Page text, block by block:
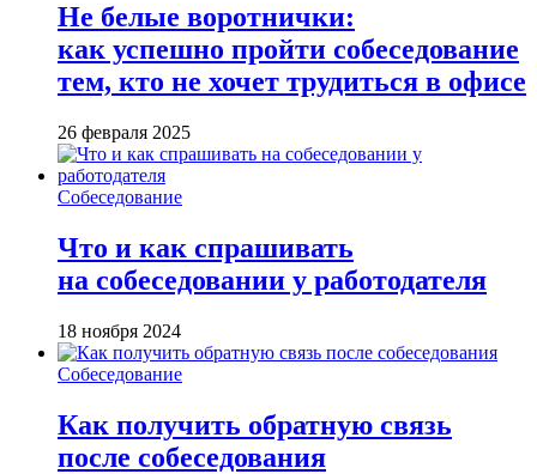
Не белые воротнички:
как успешно пройти собеседование
тем, кто не хочет трудиться в офисе
26 февраля 2025
Собеседование
Что и как спрашивать
на собеседовании у работодателя
18 ноября 2024
Собеседование
Как получить обратную связь
после собеседования